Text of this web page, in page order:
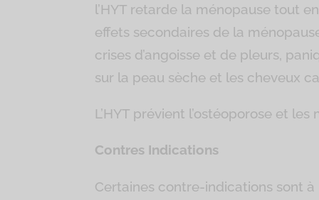
l’HYT retarde la ménopause tout
effets secondaires de la
crises d’angoisse et de pleurs,
sur la peau sèche et les cheveux
L’HYT prévient l’ostéoporose et
Contres Indications
Certaines contre-indications sont